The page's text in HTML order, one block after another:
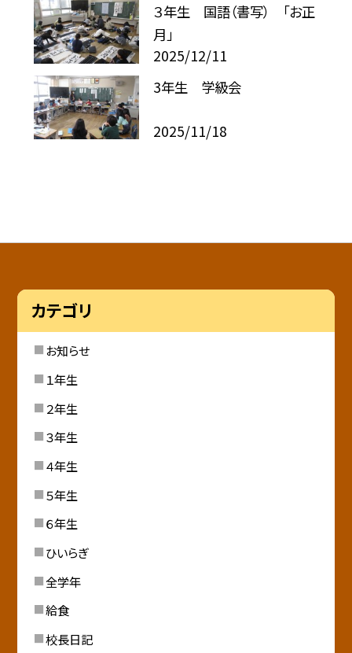
３年生 国語（書写） 「お正
月」
2025/12/11
3年生 学級会
2025/11/18
カテゴリ
お知らせ
１年生
２年生
３年生
４年生
５年生
６年生
ひいらぎ
全学年
給食
校長日記